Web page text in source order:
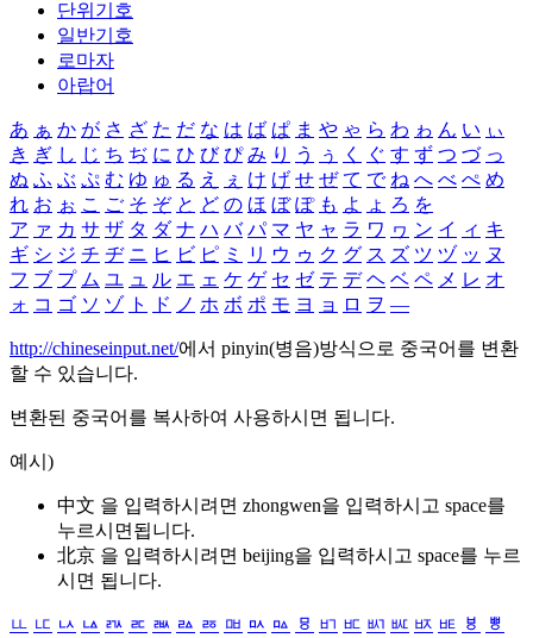
단위기호
일반기호
로마자
아랍어
あ ぁ か が さ ざ た だ な は ば ぱ ま や ゃ ら わ ゎ ん い ぃ
き ぎ し じ ち ぢ に ひ び ぴ み り う ぅ く ぐ す ず つ づ っ
ぬ ふ ぶ ぷ む ゆ ゅ る え ぇ け げ せ ぜ て で ね へ べ ぺ め
れ お ぉ こ ご そ ぞ と ど の ほ ぼ ぽ も よ ょ ろ を
ア ァ カ サ ザ タ ダ ナ ハ バ パ マ ヤ ャ ラ ワ ヮ ン イ ィ キ
ギ シ ジ チ ヂ ニ ヒ ビ ピ ミ リ ウ ゥ ク グ ス ズ ツ ヅ ッ ヌ
フ ブ プ ム ユ ュ ル エ ェ ケ ゲ セ ゼ テ デ ヘ ベ ペ メ レ オ
ォ コ ゴ ソ ゾ ト ド ノ ホ ボ ポ モ ヨ ョ ロ ヲ ―
http://chineseinput.net/에서 pinyin(병음)방식으로 중국어를 변환
할 수 있습니다.
변환된 중국어를 복사하여 사용하시면 됩니다.
예시)
中文 을 입력하시려면 zhongwen을 입력하시고 space를
누르시면됩니다.
北京 을 입력하시려면 beijing을 입력하시고 space를 누르
시면 됩니다.
ㅥ ㅦ ㅧ ㅨ ㅩ ㅪ ㅫ ㅬ ㅭ ㅮ ㅯ ㅰ ㅱ ㅲ ㅳ ㅴ ㅵ ㅶ ㅷ ㅸ
ㅹ